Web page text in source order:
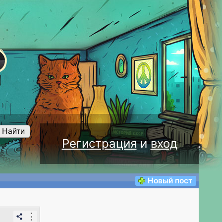
Регистрацияивход
Найти
Новый пост
⋮